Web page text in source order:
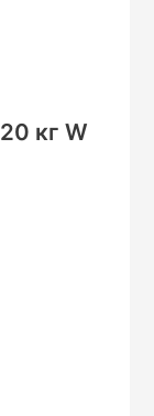
кг W